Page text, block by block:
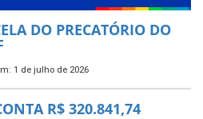
DO PRECATÓRIO DO
1 de julho de 2026
R$ 320.841,74